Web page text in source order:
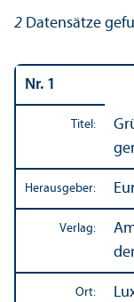
2 Datensätze
Nr. 1
Titel:
Herausgeber:
Verlag:
Ort: